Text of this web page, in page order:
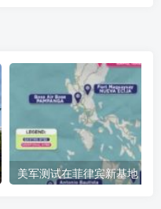
美军测试在菲律宾新基地